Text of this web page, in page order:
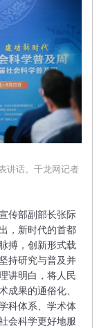
讲话。千龙网记者
传部副部长张际
，新时代的首都
搏，创新形式载
持研究与普及并
讲明白，将人民
成果的通俗化、
科体系、学术体
会科学更好地服